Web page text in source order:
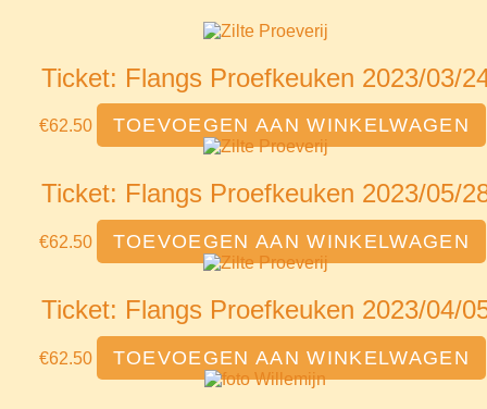
Ticket: Flangs Proefkeuken 2023/03/
€62.50 TOEVOEGEN AAN WINKELWAGEN
Ticket: Flangs Proefkeuken 2023/05/
€62.50 TOEVOEGEN AAN WINKELWAGEN
Ticket: Flangs Proefkeuken 2023/04/
€62.50 TOEVOEGEN AAN WINKELWAGEN